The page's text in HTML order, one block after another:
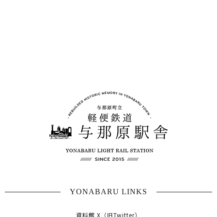
YONABARU LINKS
資料館 X（旧Twitter）